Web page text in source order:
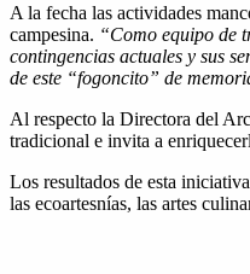
A la fecha las actividades
campesina. “Como equipo de
contingencias actuales y sus
de este “fogoncito” de
Al respecto la Directora del
tradicional e invita a
Los resultados de esta
las ecoartesnías, las artes